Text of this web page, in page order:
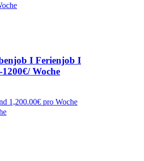
I Ferienjob I
Woche
1,200.00€ pro Woche